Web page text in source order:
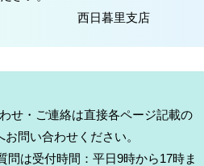
西日暮里支店
せ・ご連絡は直接各ページ記載の
問い合わせください。
問は受付時間：平日9時から17時ま